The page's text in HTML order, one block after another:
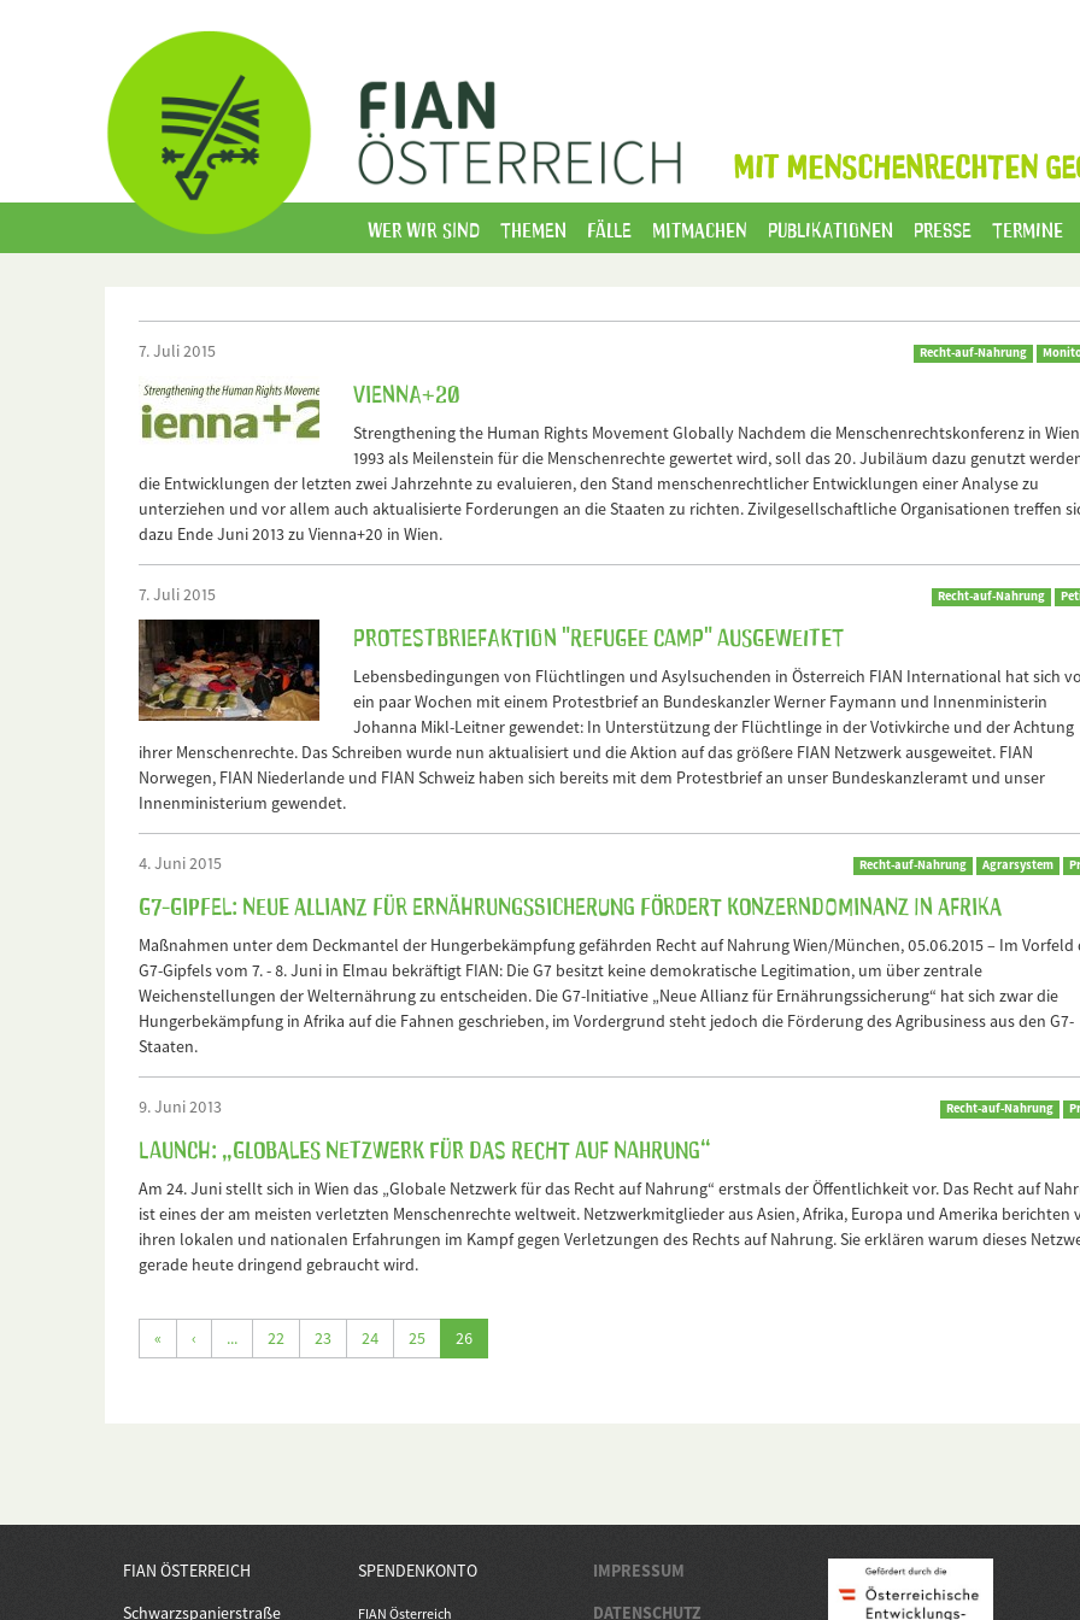
MIT MENSCHENRECHTEN
Wer wir sind Themen Fälle Mitmachen Publikationen Presse Termine
7. Juli 2015 Recht-auf-Nahrung
Vienna+20
Strengthening the Human Rights Movement Globally Nachdem die Menschenrechtskonferenz in Wien
1993 als Meilenstein für die Menschenrechte gewertet wird, soll das 20. Jubiläum dazu genutzt
die Entwicklungen der letzten zwei Jahrzehnte zu evaluieren, den Stand menschenrechtlicher Entwicklungen einer Analyse zu
unterziehen und vor allem auch aktualisierte Forderungen an die Staaten zu richten. Zivilgesellschaftliche Organisationen treffen
dazu Ende Juni 2013 zu Vienna+20 in Wien.
7. Juli 2015 Recht-auf-Nahrung
Protestbriefaktion "Refugee Camp" ausgeweitet
Lebensbedingungen von Flüchtlingen und Asylsuchenden in Österreich FIAN International hat sich
ein paar Wochen mit einem Protestbrief an Bundeskanzler Werner Faymann und Innenministerin
Johanna Mikl-Leitner gewendet: In Unterstützung der Flüchtlinge in der Votivkirche und der Achtung
ihrer Menschenrechte. Das Schreiben wurde nun aktualisiert und die Aktion auf das größere FIAN Netzwerk ausgeweitet. FIAN
Norwegen, FIAN Niederlande und FIAN Schweiz haben sich bereits mit dem Protestbrief an unser Bundeskanzleramt und unser
Innenministerium gewendet.
4. Juni 2015 Recht-auf-Nahrung Agrarsystem
G7-Gipfel: Neue Allianz für Ernährungssicherung fördert Konzerndominanz in Afrika
Maßnahmen unter dem Deckmantel der Hungerbekämpfung gefährden Recht auf Nahrung Wien/München, 05.06.2015 – Im Vorfeld
G7-Gipfels vom 7. - 8. Juni in Elmau bekräftigt FIAN: Die G7 besitzt keine demokratische Legitimation, um über zentrale
Weichenstellungen der Welternährung zu entscheiden. Die G7-Initiative „Neue Allianz für Ernährungssicherung“ hat sich zwar die
Hungerbekämpfung in Afrika auf die Fahnen geschrieben, im Vordergrund steht jedoch die Förderung des Agribusiness aus den G7-
Staaten.
9. Juni 2013 Recht-auf-Nahrung
Launch: „Globales Netzwerk für das Recht auf Nahrung“
Am 24. Juni stellt sich in Wien das „Globale Netzwerk für das Recht auf Nahrung“ erstmals der Öffentlichkeit vor. Das Recht auf
ist eines der am meisten verletzten Menschenrechte weltweit. Netzwerkmitglieder aus Asien, Afrika, Europa und Amerika berichten
ihren lokalen und nationalen Erfahrungen im Kampf gegen Verletzungen des Rechts auf Nahrung. Sie erklären warum dieses
gerade heute dringend gebraucht wird.
« ‹ ... 22 23 24 25 26
FIAN ÖSTERREICH
Schwarzspanierstraße
SPENDENKONTO
FIAN Österreich
IMPRESSUM
DATENSCHUTZ